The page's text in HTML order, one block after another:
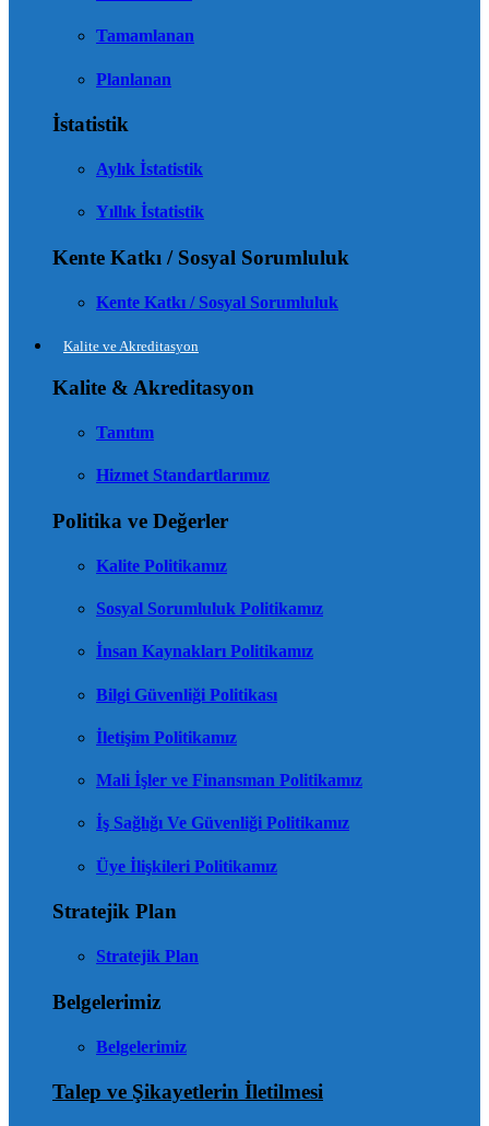
Tamamlanan
Planlanan
İstatistik
Aylık İstatistik
Yıllık İstatistik
Kente Katkı / Sosyal Sorumluluk
Kente Katkı / Sosyal Sorumluluk
Kalite ve Akreditasyon
Kalite & Akreditasyon
Tanıtım
Hizmet Standartlarımız
Politika ve Değerler
Kalite Politikamız
Sosyal Sorumluluk Politikamız
İnsan Kaynakları Politikamız
Bilgi Güvenliği Politikası
İletişim Politikamız
Mali İşler ve Finansman Politikamız
İş Sağlığı Ve Güvenliği Politikamız
Üye İlişkileri Politikamız
Stratejik Plan
Stratejik Plan
Belgelerimiz
Belgelerimiz
Talep ve Şikayetlerin İletilmesi